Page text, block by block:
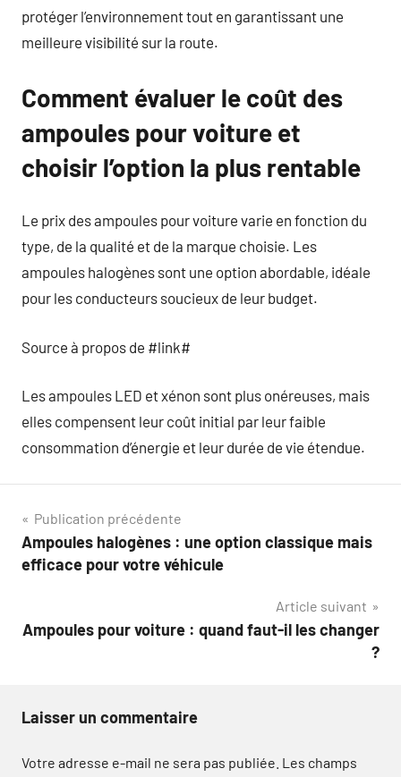
protéger l’environnement tout en garantissant une
meilleure visibilité sur la route.
Comment évaluer le coût des
ampoules pour voiture et
choisir l’option la plus rentable
Le prix des ampoules pour voiture varie en fonction du
type, de la qualité et de la marque choisie. Les
ampoules halogènes sont une option abordable, idéale
pour les conducteurs soucieux de leur budget.
Source à propos de #link#
Les ampoules LED et xénon sont plus onéreuses, mais
elles compensent leur coût initial par leur faible
consommation d’énergie et leur durée de vie étendue.
Navigation
de
Publication précédente
Ampoules halogènes : une option classique mais
efficace pour votre véhicule
Article suivant
Ampoules pour voiture : quand faut-il les changer
?
Laisser un commentaire
Votre adresse e-mail ne sera pas publiée. Les champs